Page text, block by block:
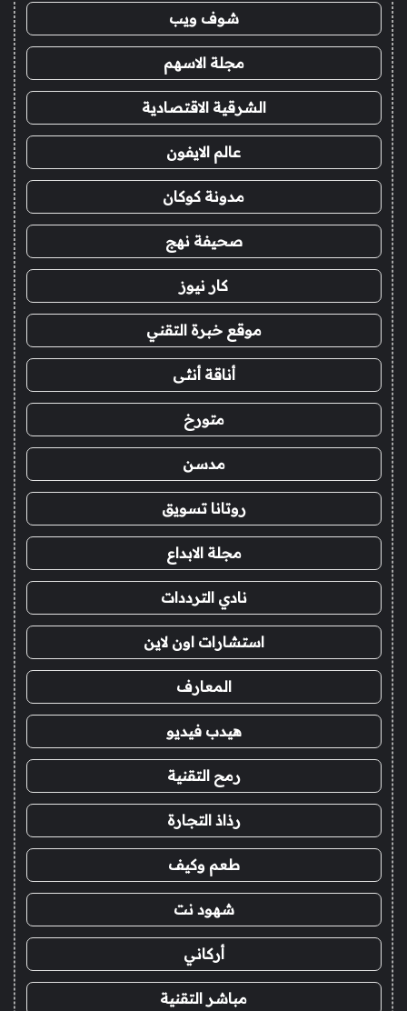
شوف ويب
مجلة الاسهم
الشرقية الاقتصادية
عالم الايفون
مدونة كوكان
صحيفة نهج
كار نيوز
موقع خبرة التقني
أناقة أنثى
متورخ
مدسن
روتانا تسويق
مجلة الابداع
نادي الترددات
استشارات اون لاين
المعارف
هيدب فيديو
رمح التقنية
رذاذ التجارة
طعم وكيف
شهود نت
أركاني
مباشر التقنية